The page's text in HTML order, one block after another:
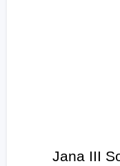
Jana III